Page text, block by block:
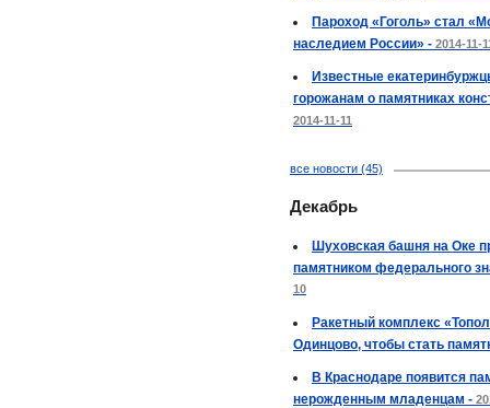
Пароход «Гоголь» стал
наследием России» - 2014-11-
Известные
горожанам о памятниках
2014-11-11
все новости (45)
Декабрь
Шуховская башня на Оке
памятником федерального
10
Ракетный комплекс
Одинцово, чтобы стать
В Краснодаре появится
нерожденным младенцам -